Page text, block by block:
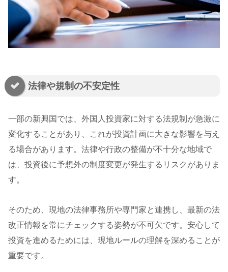
法律や規制の不安定性
一部の新興国では、外国人投資家に対する法規制が急激に
変化することがあり、これが投資計画に大きな影響を与え
る場合があります。法律や行政の整備が不十分な地域で
は、投資後に予想外の制度変更が発生するリスクがありま
す。
そのため、現地の法律事務所や専門家と連携し、最新の法
改正情報を常にチェックする姿勢が不可欠です。安心して
投資を進めるためには、現地ルールの理解を深めることが
重要です。